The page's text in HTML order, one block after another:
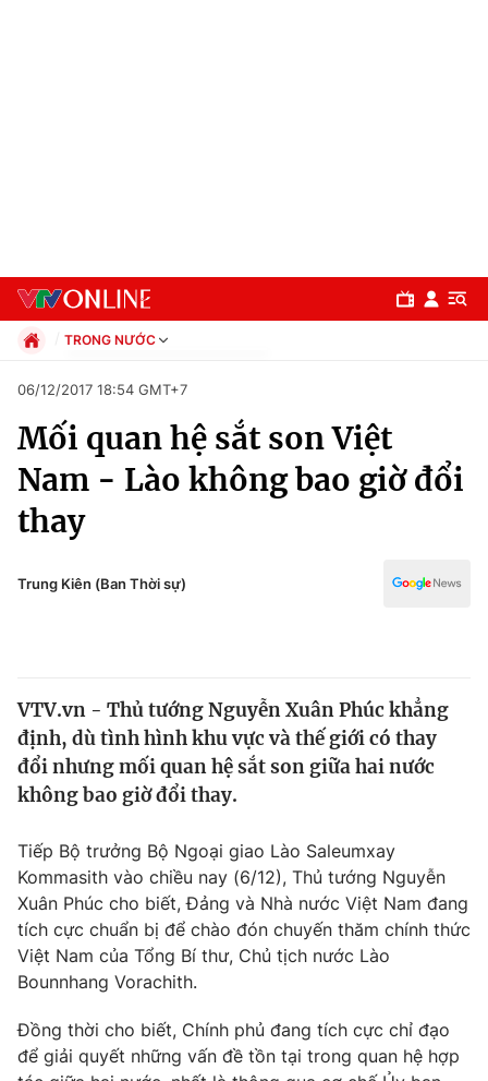
Chuyên mục
Chính trị
Thế giới
Tin tức
Thế giới đó đây
Câu chuyện quốc tế
Kinh tế
Tài chính
Thị trường
Góc doanh nghiệp
Dữ liệu và đời sống
Truyền hình
Phim VTV
Hậu trường
Nhân vật
Điện ảnh
Đời sống
TRONG NƯỚC
Xã hội
Pháp luật
Kinh tế
Thể thao
Truyền hình
Văn hóa - Giải trí
06/12/2017 18:54 GMT+7
Mối quan hệ sắt son Việt
Nam - Lào không bao giờ đổi
thay
Trung Kiên (Ban Thời sự)
VTV.vn - Thủ tướng Nguyễn Xuân Phúc khẳng
định, dù tình hình khu vực và thế giới có thay
đổi nhưng mối quan hệ sắt son giữa hai nước
không bao giờ đổi thay.
Tiếp Bộ trưởng Bộ Ngoại giao Lào Saleumxay
Kommasith vào chiều nay (6/12), Thủ tướng Nguyễn
Xuân Phúc cho biết, Đảng và Nhà nước Việt Nam đang
tích cực chuẩn bị để chào đón chuyến thăm chính thức
Việt Nam của Tổng Bí thư, Chủ tịch nước Lào
Bounnhang Vorachith.
Đồng thời cho biết, Chính phủ đang tích cực chỉ đạo
để giải quyết những vấn đề tồn tại trong quan hệ hợp